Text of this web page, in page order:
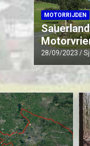
MOTORRIJDEN
Motor
09/05/2022